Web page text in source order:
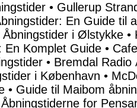
• Gullerup
En Guide til
Åbningstider i Ølstykke •
En Komplet Guide •
• Bremdal Radio
i København •
• Guide til Maibom
for